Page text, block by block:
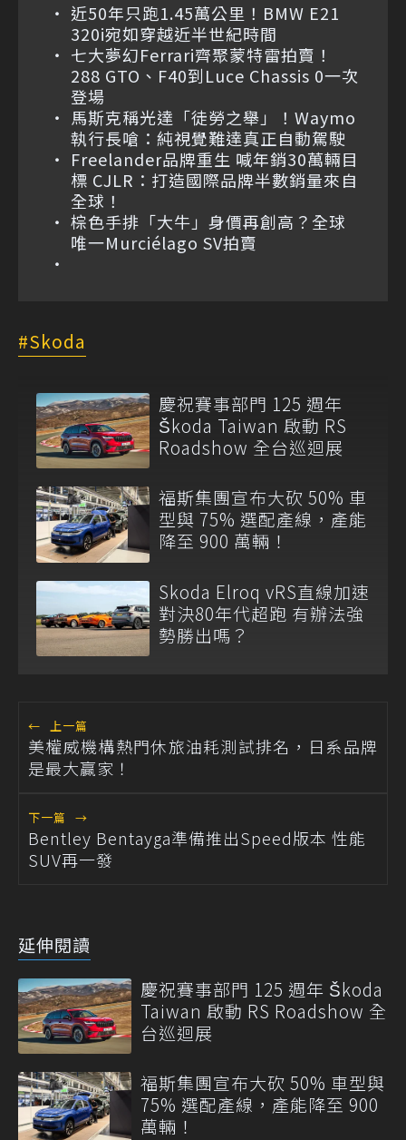
近50年只跑1.45萬公里！BMW E21
320i宛如穿越近半世紀時間
七大夢幻Ferrari齊聚蒙特雷拍賣！
288 GTO、F40到Luce Chassis 0一次
登場
馬斯克稱光達「徒勞之舉」！Waymo
執行長嗆：純視覺難達真正自動駕駛
Freelander品牌重生 喊年銷30萬輛目
標 CJLR：打造國際品牌半數銷量來自
全球！
棕色手排「大牛」身價再創高？全球
唯一Murciélago SV拍賣
Skoda
慶祝賽事部門 125 週年
Škoda Taiwan 啟動 RS
Roadshow 全台巡迴展
福斯集團宣布大砍 50% 車
型與 75% 選配產線，產能
降至 900 萬輛！
Skoda Elroq vRS直線加速
對決80年代超跑 有辦法強
勢勝出嗎？
← 上一篇
美權威機構熱門休旅油耗測試排名，日系品牌
是最大贏家！
下一篇 →
Bentley Bentayga準備推出Speed版本 性能
SUV再一發
延伸閱讀
慶祝賽事部門 125 週年 Škoda
Taiwan 啟動 RS Roadshow 全
台巡迴展
福斯集團宣布大砍 50% 車型與
75% 選配產線，產能降至 900
萬輛！